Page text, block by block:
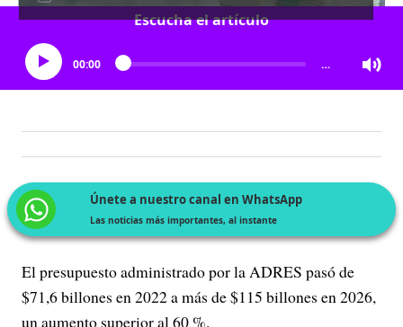
Escucha el artículo
00:00 …
Únete a nuestro canal en WhatsApp
Las noticias más importantes, al instante
El presupuesto administrado por la ADRES pasó de
$71,6 billones en 2022 a más de $115 billones en 2026,
un aumento superior al 60 %.